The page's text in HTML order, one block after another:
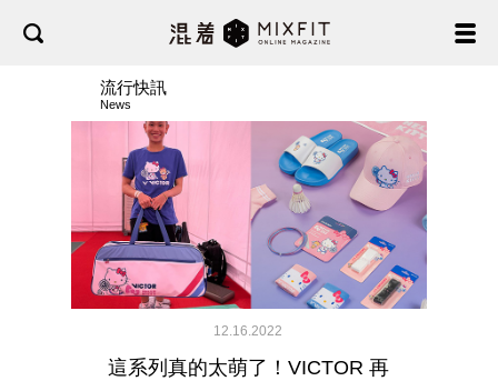
流行快訊
News
12.16.2022
這系列真的太萌了！VICTOR 再